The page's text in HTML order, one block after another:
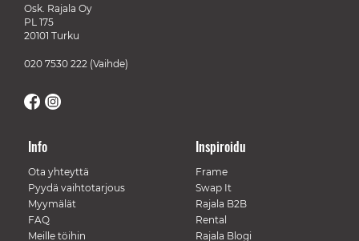
Osk. Rajala Oy
PL 175
20101 Turku
020 7530 222 (Vaihde)
Info
Ota yhteyttä
Pyydä vaihtotarjous
Myymälät
FAQ
Meille töihin
Inspiroidu
Frame
Swap It
Rajala B2B
Rental
Rajala Blogi